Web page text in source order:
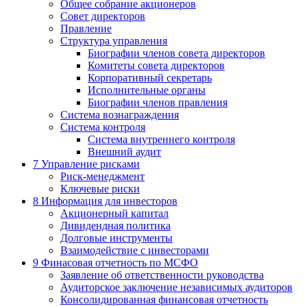
Общее собрание акционеров
Совет директоров
Правление
Структура управления
Биографии членов совета директоров
Комитеты совета директоров
Корпоративный секретарь
Исполнительные органы
Биографии членов правления
Система вознаграждения
Система контроля
Система внутреннего контроля
Внешний аудит
7 Управление рисками
Риск-менеджмент
Ключевые риски
8 Информация для инвесторов
Акционерный капитал
Дивидендная политика
Долговые инструменты
Взаимодействие с инвеcторами
9 Финасовая отчетность по МСФО
Заявление об ответственности руководства
Аудиторское заключение независимых аудиторов
Консолидированная финансовая отчетность